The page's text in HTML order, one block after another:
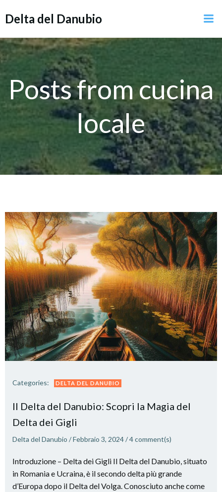
Delta del Danubio
Posts from cucina
locale
Categories: DELTA DEL DANUBIO
Il Delta del Danubio: Scopri la Magia del
Delta dei Gigli
Delta del Danubio /Febbraio 3, 2024/4comment(s)
Introduzione – Delta dei Gigli Il Delta del Danubio, situato
in Romania e Ucraina, è il secondo delta più grande
d’Europa dopo il Delta del Volga. Conosciuto anche come